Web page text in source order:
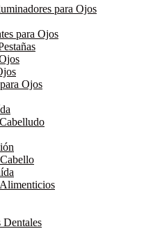
para Ojos
para Ojos
Ojos
Dentales